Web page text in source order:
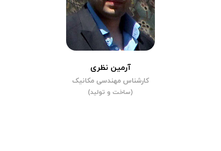
آرمین نظری
کارشناس مهندسی مکانیک
(ساخت و تولید)